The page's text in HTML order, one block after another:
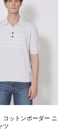
コットンボーダー ニ
ツ